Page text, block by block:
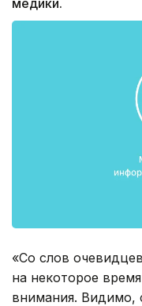
медики.
«Со слов
на некоторое
внимания. Видимо,